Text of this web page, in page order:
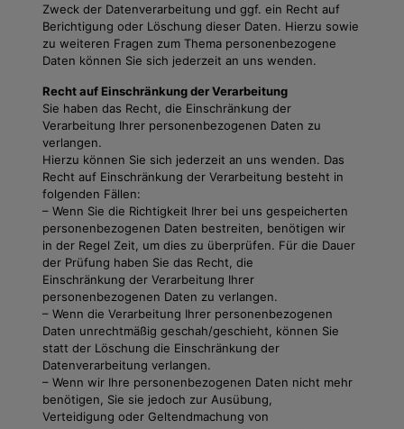
Zweck der Datenverarbeitung und ggf. ein Recht auf
Berichtigung oder Löschung dieser Daten. Hierzu sowie
zu weiteren Fragen zum Thema personenbezogene
Daten können Sie sich jederzeit an uns wenden.
Recht auf Einschränkung der Verarbeitung
Sie haben das Recht, die Einschränkung der
Verarbeitung Ihrer personenbezogenen Daten zu
verlangen.
Hierzu können Sie sich jederzeit an uns wenden. Das
Recht auf Einschränkung der Verarbeitung besteht in
folgenden Fällen:
– Wenn Sie die Richtigkeit Ihrer bei uns gespeicherten
personenbezogenen Daten bestreiten, benötigen wir
in der Regel Zeit, um dies zu überprüfen. Für die Dauer
der Prüfung haben Sie das Recht, die
Einschränkung der Verarbeitung Ihrer
personenbezogenen Daten zu verlangen.
– Wenn die Verarbeitung Ihrer personenbezogenen
Daten unrechtmäßig geschah/geschieht, können Sie
statt der Löschung die Einschränkung der
Datenverarbeitung verlangen.
– Wenn wir Ihre personenbezogenen Daten nicht mehr
benötigen, Sie sie jedoch zur Ausübung,
Verteidigung oder Geltendmachung von